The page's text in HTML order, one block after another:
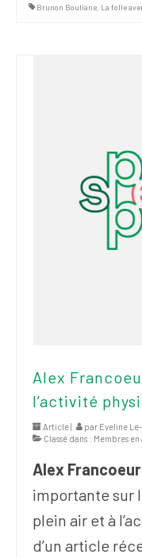
Brunon Bouliane, La folle
Alex
l’activité
Article | par Eveline
Classé dans : Membres
Alex Francoeur
importante sur
plein air et à
d’un article